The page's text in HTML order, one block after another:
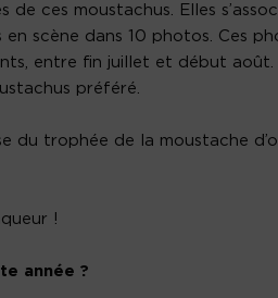
ces moustachus. Elles
scène dans 10 photos. Ces
entre fin juillet et début
préféré.
du trophée de la moustache
!
année ?